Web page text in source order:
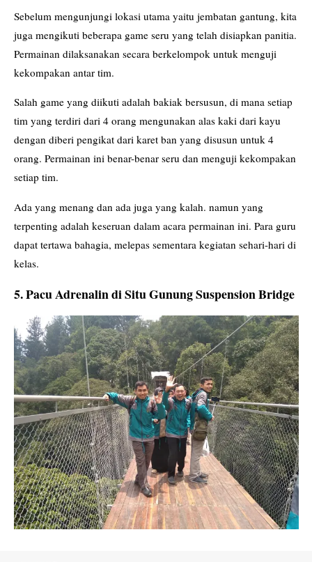
Sebelum mengunjungi lokasi utama yaitu jembatan gantung, kita
juga mengikuti beberapa game seru yang telah disiapkan panitia.
Permainan dilaksanakan secara berkelompok untuk menguji
kekompakan antar tim.
Salah game yang diikuti adalah bakiak bersusun, di mana setiap
tim yang terdiri dari 4 orang mengunakan alas kaki dari kayu
dengan diberi pengikat dari karet ban yang disusun untuk 4
orang. Permainan ini benar-benar seru dan menguji kekompakan
setiap tim.
Ada yang menang dan ada juga yang kalah. namun yang
terpenting adalah keseruan dalam acara permainan ini. Para guru
dapat tertawa bahagia, melepas sementara kegiatan sehari-hari di
kelas.
5. Pacu Adrenalin di Situ Gunung Suspension Bridge